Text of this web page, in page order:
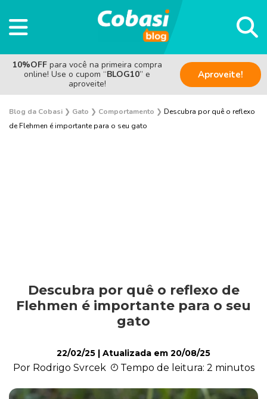
10%OFF para você na primeira compra
online! Use o cupom “BLOG10” e
aproveite!
Aproveite!
Blog da Cobasi ❯ Gato ❯ Comportamento ❯ Descubra por quê o reflexo
de Flehmen é importante para o seu gato
Comportamento
Filhote
Descubra por quê o reflexo de
Flehmen é importante para o seu
gato
22/02/25 | Atualizada em 20/08/25
Por Rodrigo Svrcek Tempo de leitura: 2 minutos